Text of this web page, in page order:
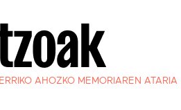
AHOZKO MEMORIAREN ATARIA